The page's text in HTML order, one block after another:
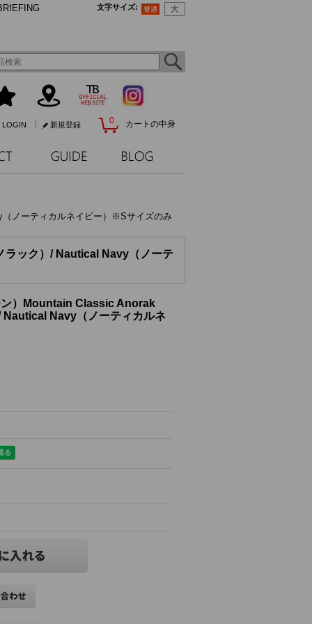
文字サイズ:
0 カートの中身
LOGIN 新規登録
（ノーティカルネイビー）※Sサイズのみ
ック）/ Nautical Navy（ノーテ
）Mountain Classic Anorak
Nautical Navy（ノーティカルネ